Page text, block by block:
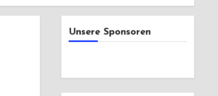
Unsere Sponsoren